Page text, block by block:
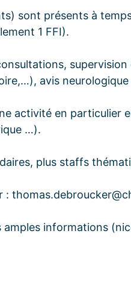
sont présents à
1 FFI).
avis
activité en particulier
…).
plus staffs
:
amples informations